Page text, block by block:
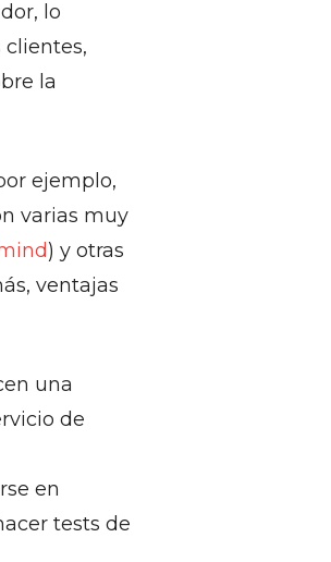
lo
la
ejemplo,
varias muy
) y otras
ventajas
una
de
en
tests de